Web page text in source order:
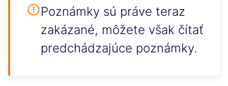
Poznámky sú práve teraz
zakázané, môžete však čítať
predchádzajúce poznámky.